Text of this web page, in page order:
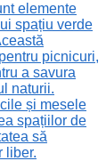
elemente
spațiu verde
picnicuri,
a savura
naturii.
și mesele
spațiilor de
să
liber.